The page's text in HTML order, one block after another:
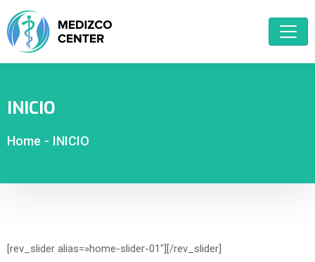
INICIO
Home - INICIO
[rev_slider alias=»home-slider-01″][/rev_slider]